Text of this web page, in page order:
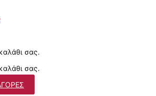
σας.
σας.